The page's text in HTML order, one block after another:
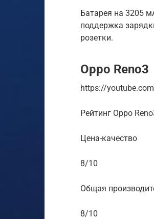
Батарея на 3205
поддержка
розетки.
Oppo Reno3
https://
Рейтинг Oppo
Цена-качество
8/10
Общая
8/10